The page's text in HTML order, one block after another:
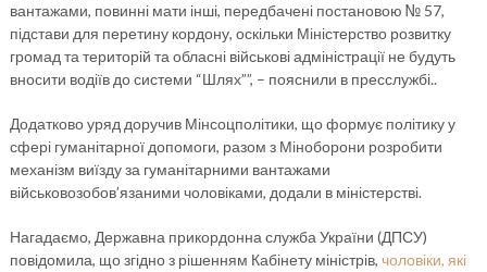
вантажами, повинні мати інші, передбачені постановою № 57,
підстави для перетину кордону, оскільки Міністерство розвитку
громад та територій та обласні військові адміністрації не будуть
вносити водіїв до системи “Шлях””, – пояснили в пресслужбі..
Додатково уряд доручив Мінсоцполітики, що формує політику у
сфері гуманітарної допомоги, разом з Міноборони розробити
механізм виїзду за гуманітарними вантажами
військовозобов’язаними чоловіками, додали в міністерстві.
Нагадаємо, Державна прикордонна служба України (ДПСУ)
повідомила, що згідно з рішенням Кабінету міністрів, чоловіки, які